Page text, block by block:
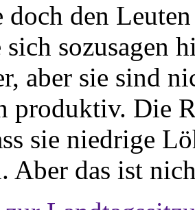
doch den
sozusagen
aber sie sind
produktiv. Die
sie niedrige
Aber das ist